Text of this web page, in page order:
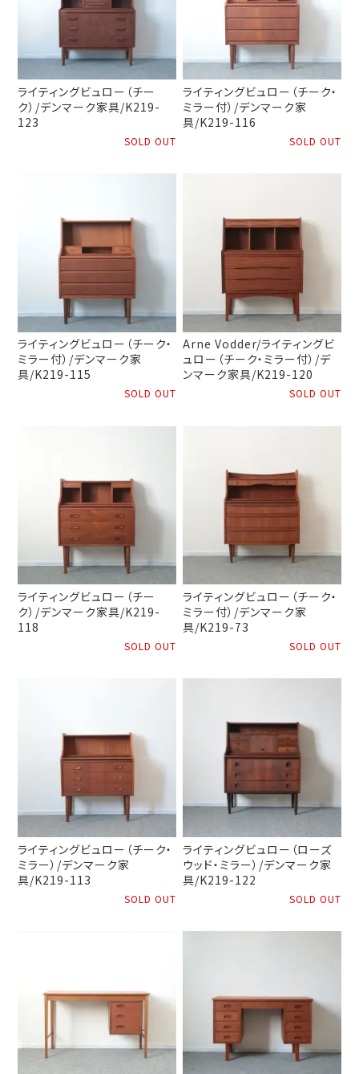
ライティングビュロー（チー
ク）/デンマーク家具/K219-
123
SOLD OUT
ライティングビュロー（チーク・
ミラー付）/デンマーク家
具/K219-116
SOLD OUT
ライティングビュロー（チーク・
ミラー付）/デンマーク家
具/K219-115
SOLD OUT
Arne Vodder/ライティングビ
ュロー（チーク・ミラー付）/デ
ンマーク家具/K219-120
SOLD OUT
ライティングビュロー（チー
ク）/デンマーク家具/K219-
118
SOLD OUT
ライティングビュロー（チーク・
ミラー付）/デンマーク家
具/K219-73
SOLD OUT
ライティングビュロー（チーク・
ミラー）/デンマーク家
具/K219-113
SOLD OUT
ライティングビュロー（ローズ
ウッド・ミラー）/デンマーク家
具/K219-122
SOLD OUT